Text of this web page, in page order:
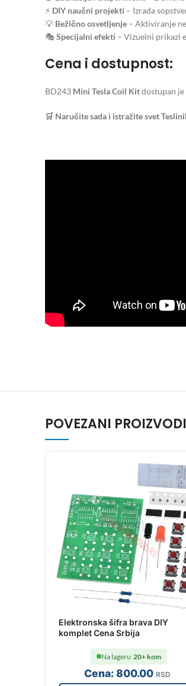
⚡ DIY naučni projekti – Izrada
💡 Bežično osvetljenje – Aktiviranje
🎭Specijalni efekti – Vizuelni prikazi
Cena i dostupnost:
BD243 Mini Tesla Coil Kitdostupan
🛒 Naručite sada i istražite svet
POVEZANI PROIZVODI
Elektronska šifra brava DIY
komplet Cena Srbija
Cena:800.00 RSD
Na lageru 20+ kom